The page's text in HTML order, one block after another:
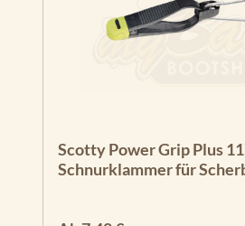
Scotty Power Grip Plus
Schnurklammer für